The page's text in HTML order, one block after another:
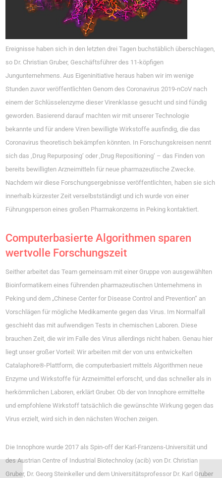
Ereignisse haben sich in den letzten drei Tagen buchstäblich überschlagen,
so Dr. Christian Gruber, Geschäftsführer des 11-köpfigen
Jungunternehmens. Aus Eigeninitiative heraus haben wir im wenige
Stunden zuvor veröffentlichten Genom des Coronavirus 2019-nCoV nach
einem der Schlüsselenzyme dieser Virenklasse gesucht und sind fündig
geworden. Basierend darauf machten wir mit unserer Technologie
bekannte und für andere Viren bewilligte Wirkstoffe ausfindig, die das
Coronavirus theoretisch bekämpfen könnten. In Forschungskreisen nennt
sich das ‚Drug Repurposing‘ oder ‚Drug Repositioning‘ – das Finden von
bereits bewilligten Arzneimitteln für neue pharmazeutische Zwecke.
Nachdem wir diese Forschungsergebnisse veröffentlichten, haben sie sich
innerhalb kürzester Zeit verselbstständigt und ich wurde von einer
Führungsperson eines großen Pharmakonzerns in Peking kontaktiert.
Computerbasierte Algorithmen sparen
wertvolle Forschungszeit
Seither arbeitet das Team gemeinsam mit einer Gruppe von ausgewählten
Bioinformatikern eines führenden pharmazeutischen Unternehmens in
Peking und dem „Chinese Center for Disease Control and Prevention“ an
Vorschlägen für mögliche Medikamente gegen das Virus. Im Normalfall
geschieht das mit aufwendigen Tests in chemischen Laboren. Diese
brauchen Zeit, die wir im Falle des Virus allerdings nicht haben. Genau hier
liegt unser großer Vorteil: Wir arbeiten mit der von uns entwickelten
Catalaphore®-Plattform, die computerbasiert mittels Algorithmen neue
Enzyme und Wirkstoffe für Arzneimittel erforscht, und das schneller als in
herkömmlichen Laboren, erklärt Gruber. Ob der von Innophore ermittelte
und empfohlene Wirkstoff tatsächlich die gewünschte Wirkung gegen das
Virus erzielt, wird sich in den nächsten Wochen zeigen.
Die Innophore wurde 2017 als Spin-off der Karl-Franzens-Universität und
des Austrian Centre of Industrial Biotechnoloy (acib) von Dr. Christian
Gruber, Dr. Georg Steinkeller und dem Universitätsprofessor Dr. Karl Gruber